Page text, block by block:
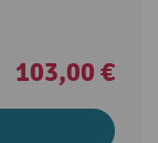
103,00 €